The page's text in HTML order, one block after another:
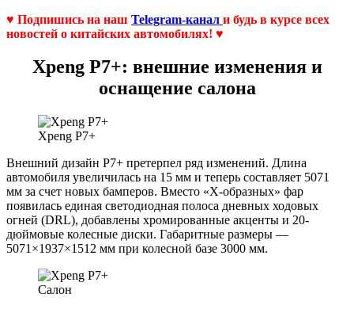
♥ Подпишись на наш Telegram-канал и будь в курсе всех
новостей о китайских автомобилях! ♥
Xpeng P7+: внешние изменения и
оснащение салона
Xpeng P7+
Внешний дизайн P7+ претерпел ряд изменений. Длина
автомобиля увеличилась на 15 мм и теперь составляет 5071
мм за счет новых бамперов. Вместо «Х-образных» фар
появилась единая светодиодная полоса дневных ходовых
огней (DRL), добавлены хромированные акценты и 20-
дюймовые колесные диски. Габаритные размеры —
5071×1937×1512 мм при колесной базе 3000 мм.
Салон